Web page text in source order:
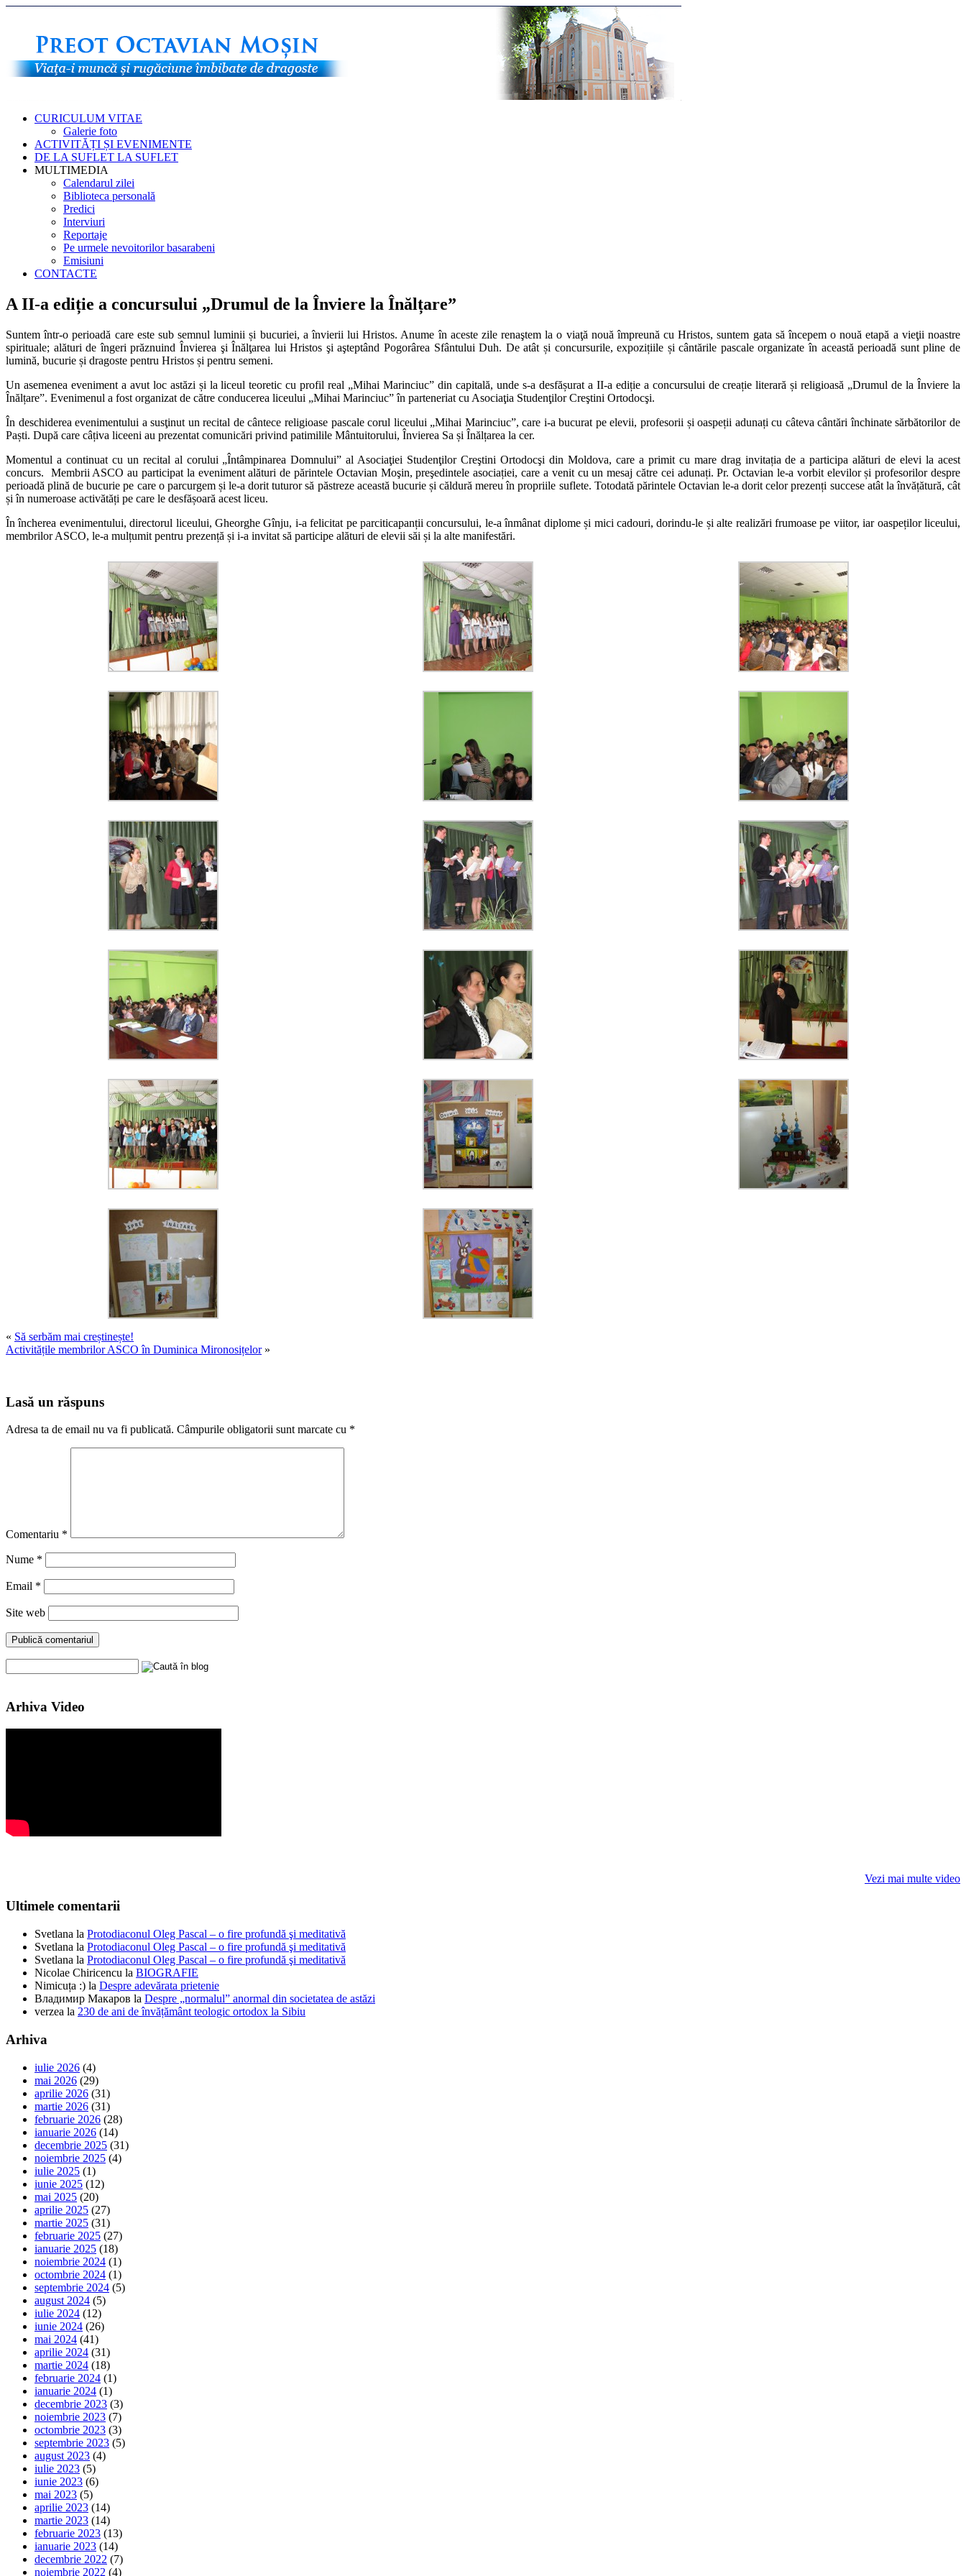
CURICULUM VITAE
Galerie foto
ACTIVITĂȚI ȘI EVENIMENTE
DE LA SUFLET LA SUFLET
MULTIMEDIA
Calendarul zilei
Biblioteca personală
Predici
Interviuri
Reportaje
Pe urmele nevoitorilor basarabeni
Emisiuni
CONTACTE
A II-a ediție a concursului „Drumul de la Înviere la Înălțare”
Suntem într-o perioadă care este sub semnul luminii și bucuriei, a învierii lui Hristos. Anume în aceste zile renaştem la o viaţă nouă împreună cu Hristos, suntem gata să începem o nouă etapă a vieţii noastre
spirituale; alături de îngeri prăznuind Învierea şi Înălţarea lui Hristos şi aşteptând Pogorârea Sfântului Duh. De atât și concursurile, expozițiile și cântările pascale organizate în această perioadă sunt pline de
lumină, bucurie și dragoste pentru Hristos și pentru semeni.
Un asemenea eveniment a avut loc astăzi și la liceul teoretic cu profil real „Mihai Marinciuc” din capitală, unde s-a desfășurat a II-a ediție a concursului de creație literară și religioasă „Drumul de la Înviere la
Înălțare”. Evenimenul a fost organizat de către conducerea liceului „Mihai Marinciuc” în parteneriat cu Asociaţia Studenţilor Creştini Ortodocşi.
În deschiderea evenimentului a susţinut un recital de cântece religioase pascale corul liceului „Mihai Marinciuc”, care i-a bucurat pe elevii, profesorii și oaspeții adunați cu câteva cântări închinate sărbătorilor de
Paști. După care câțiva liceeni au prezentat comunicări privind patimilile Mântuitorului, Învierea Sa și Înălțarea la cer.
Momentul a continuat cu un recital al corului „Întâmpinarea Domnului” al Asociaţiei Studenţilor Creştini Ortodocşi din Moldova, care a primit cu mare drag invitația de a participa alături de elevi la acest
concurs. Membrii ASCO au participat la eveniment alături de părintele Octavian Moşin, preşedintele asociației, care a venit cu un mesaj către cei adunați. Pr. Octavian le-a vorbit elevilor și profesorilor despre
perioadă plină de bucurie pe care o parcurgem și le-a dorit tuturor să păstreze această bucurie și căldură mereu în propriile suflete. Totodată părintele Octavian le-a dorit celor prezenți succese atât la învățătură, cât
și în numeroase activătăți pe care le desfășoară acest liceu.
În încherea evenimentului, directorul liceului, Gheorghe Gînju, i-a felicitat pe parciticapanții concursului, le-a înmânat diplome și mici cadouri, dorindu-le și alte realizări frumoase pe viitor, iar oaspeților liceului,
membrilor ASCO, le-a mulțumit pentru prezență și i-a invitat să participe alături de elevii săi și la alte manifestări.
« Să serbăm mai creștinește!
Activitățile membrilor ASCO în Duminica Mironosițelor»
Lasă un răspuns
Adresa ta de email nu va fi publicată. Câmpurile obligatorii sunt marcate cu *
Comentariu *
Nume *
Email *
Site web
Arhiva Video
Vezi mai multe video
Ultimele comentarii
Svetlana la Protodiaconul Oleg Pascal – o fire profundă şi meditativă
Svetlana la Protodiaconul Oleg Pascal – o fire profundă şi meditativă
Svetlana la Protodiaconul Oleg Pascal – o fire profundă şi meditativă
Nicolae Chiricencu la BIOGRAFIE
Nimicuța :) la Despre adevărata prietenie
Владимир Макаров la Despre „normalul” anormal din societatea de astăzi
verzea la 230 de ani de învățământ teologic ortodox la Sibiu
Arhiva
iulie 2026 (4)
mai 2026 (29)
aprilie 2026 (31)
martie 2026 (31)
februarie 2026 (28)
ianuarie 2026 (14)
decembrie 2025 (31)
noiembrie 2025 (4)
iulie 2025 (1)
iunie 2025 (12)
mai 2025 (20)
aprilie 2025 (27)
martie 2025 (31)
februarie 2025 (27)
ianuarie 2025 (18)
noiembrie 2024 (1)
octombrie 2024 (1)
septembrie 2024 (5)
august 2024 (5)
iulie 2024 (12)
iunie 2024 (26)
mai 2024 (41)
aprilie 2024 (31)
martie 2024 (18)
februarie 2024 (1)
ianuarie 2024 (1)
decembrie 2023 (3)
noiembrie 2023 (7)
octombrie 2023 (3)
septembrie 2023 (5)
august 2023 (4)
iulie 2023 (5)
iunie 2023 (6)
mai 2023 (5)
aprilie 2023 (14)
martie 2023 (14)
februarie 2023 (13)
ianuarie 2023 (14)
decembrie 2022 (7)
noiembrie 2022 (4)